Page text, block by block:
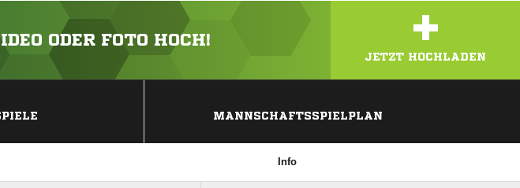
ODER FOTO HOCH! +
JETZT HOCHLADEN
MANNSCHAFTSSPIELPLAN
Info